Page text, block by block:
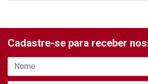
Cadastre-se para receber